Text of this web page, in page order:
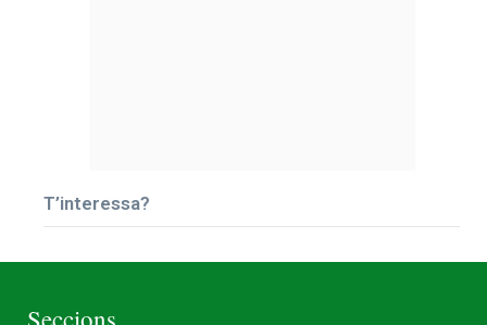
T’interessa?